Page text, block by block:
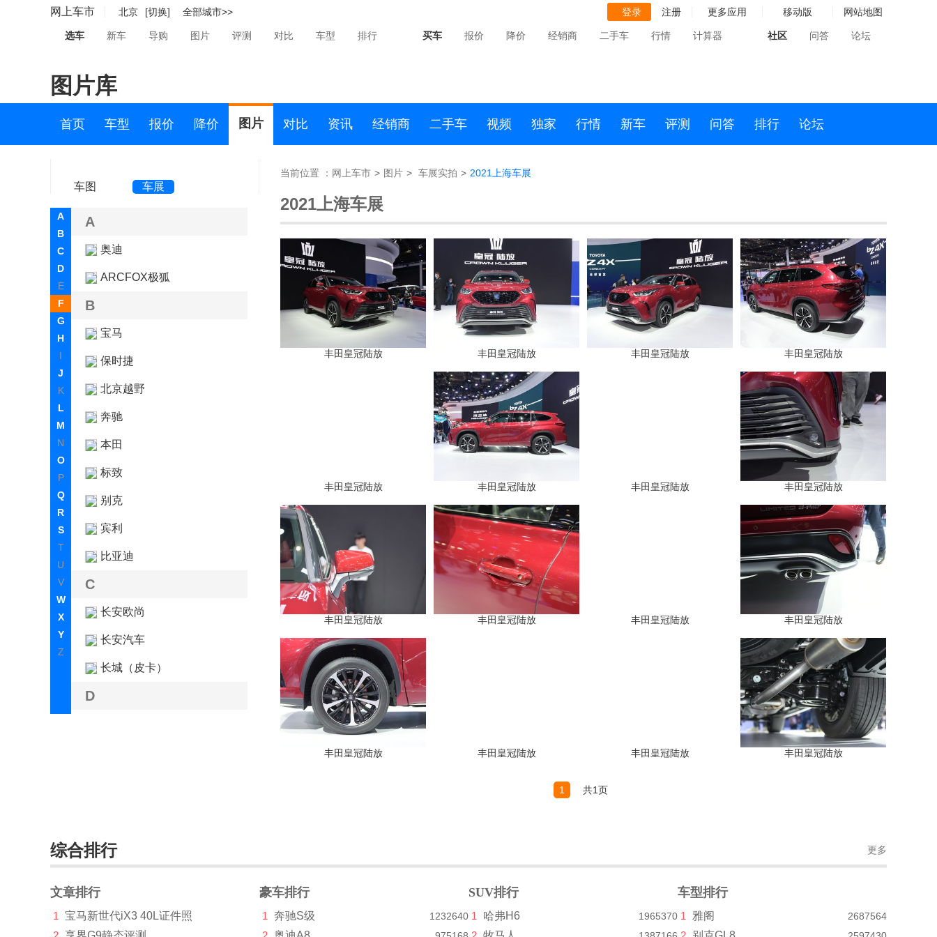
网上车市 北京 [切换] 全部城市>> 登录 注册 更多应用 移动版 网站地图
选车 新车 导购 图片 评测 对比 车型 排行 买车 报价 降价 经销商 二手车 行情 计算器 社区 问答 论坛
图片库
首页 车型 报价 降价 图片 对比 资讯 经销商 二手车 视频 独家 行情 新车 评测 问答 排行 论坛
车图 车展
A
B
C
D
E
F
G
H
I
J
K
L
M
N
O
P
Q
R
S
T
U
V
W
X
Y
Z
A
奥迪
ARCFOX极狐
B
宝马
保时捷
北京越野
奔驰
本田
标致
别克
宾利
比亚迪
C
长安欧尚
长安汽车
长城（皮卡）
D
G
广汽传祺
H
当前位置 ： 网上车市 > 图片 > 车展实拍 > 2021上海车展
2021上海车展
丰田皇冠陆放 丰田皇冠陆放 丰田皇冠陆放 丰田皇冠陆放
丰田皇冠陆放 丰田皇冠陆放 丰田皇冠陆放 丰田皇冠陆放
丰田皇冠陆放 丰田皇冠陆放 丰田皇冠陆放 丰田皇冠陆放
丰田皇冠陆放 丰田皇冠陆放 丰田皇冠陆放 丰田皇冠陆放
1 共1页
综合排行 更多
文章排行
1
宝马新世代iX3 40L证件照
豪车排行
1 奔驰S级 1232640
SUV排行
1 哈弗H6 1965370
车型排行
1 雅阁 2687564